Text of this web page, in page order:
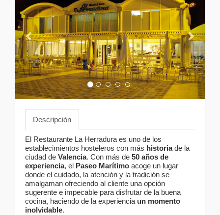
Descripción
El Restaurante La Herradura es uno de los
establecimientos hosteleros con más historiade la
ciudad de Valencia. Con más de 50 años de
experiencia, el Paseo Marítimo acoge un lugar
donde el cuidado, la atención y la tradición se
amalgaman ofreciendo al cliente una opción
sugerente e impecable para disfrutar de la buena
cocina, haciendo de la experiencia un momento
inolvidable.